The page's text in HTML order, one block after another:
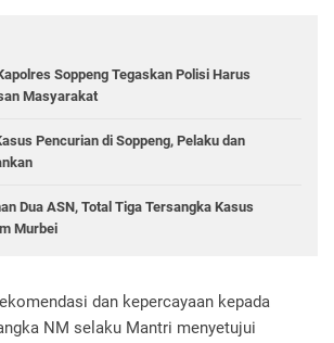
Soppeng Tegaskan Polisi Harus
Masyarakat
Pencurian di Soppeng, Pelaku dan
Dua ASN, Total Tiga Tersangka Kasus
Murbei
dan kepercayaan kepada
NM selaku Mantri menyetujui